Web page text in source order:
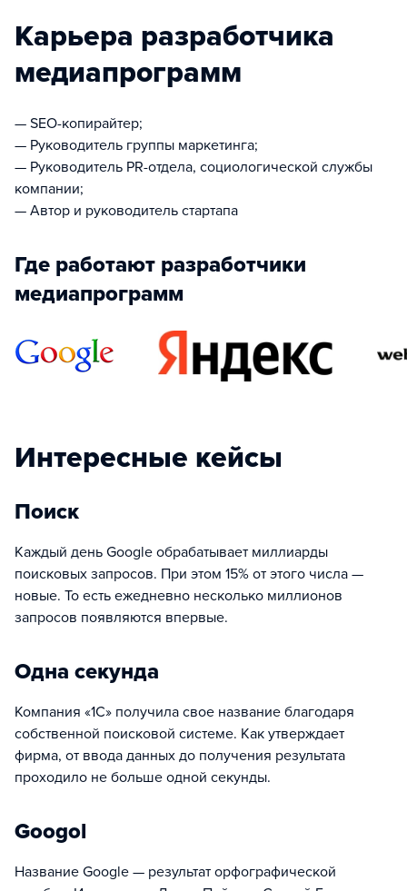
Карьера разработчика
медиапрограмм
— SEO-копирайтер;
— Руководитель группы маркетинга;
— Руководитель PR-отдела, социологической службы
компании;
— Автор и руководитель стартапа
Где работают разработчики
медиапрограмм
Интересные кейсы
Поиск
Каждый день Google обрабатывает миллиарды
поисковых запросов. При этом 15% от этого числа —
новые. То есть ежедневно несколько миллионов
запросов появляются впервые.
Одна секунда
Компания «1С» получила свое название благодаря
собственной поисковой системе. Как утверждает
фирма, от ввода данных до получения результата
проходило не больше одной секунды.
Googol
Название Google — результат орфографической